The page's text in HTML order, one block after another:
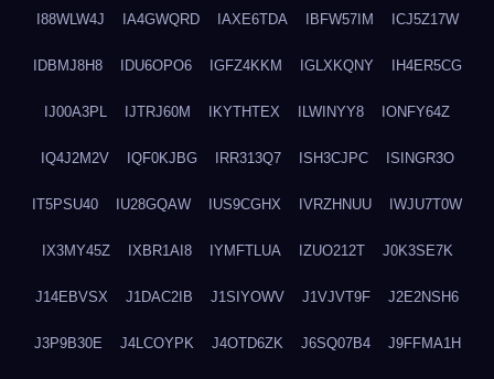
I88WLW4J IA4GWQRD IAXE6TDA IBFW57IM ICJ5Z17W
IDBMJ8H8 IDU6OPO6 IGFZ4KKM IGLXKQNY IH4ER5CG
IJ00A3PL IJTRJ60M IKYTHTEX ILWINYY8 IONFY64Z
IQ4J2M2V IQF0KJBG IRR313Q7 ISH3CJPC ISINGR3O
IT5PSU40 IU28GQAW IUS9CGHX IVRZHNUU IWJU7T0W
IX3MY45Z IXBR1AI8 IYMFTLUA IZUO212T J0K3SE7K
J14EBVSX J1DAC2IB J1SIYOWV J1VJVT9F J2E2NSH6
J3P9B30E J4LCOYPK J4OTD6ZK J6SQ07B4 J9FFMA1H